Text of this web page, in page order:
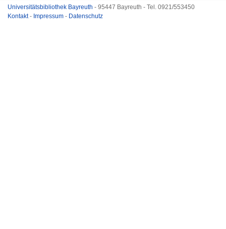
Universitätsbibliothek Bayreuth - 95447 Bayreuth - Tel. 0921/553450
Kontakt- Impressum - Datenschutz